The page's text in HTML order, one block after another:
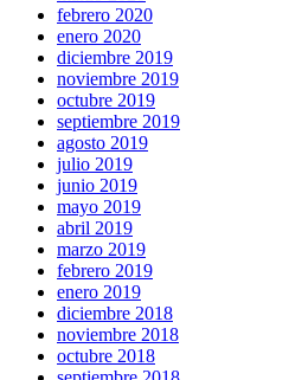
febrero 2020
enero 2020
diciembre 2019
noviembre 2019
octubre 2019
septiembre 2019
agosto 2019
julio 2019
junio 2019
mayo 2019
abril 2019
marzo 2019
febrero 2019
enero 2019
diciembre 2018
noviembre 2018
octubre 2018